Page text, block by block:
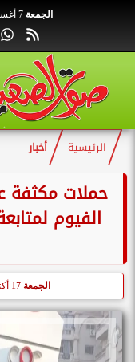
الجمعة 7 أغسطس 2026
الرئيسية أخبار
حملات مكثفة
الفيوم
الجمعة